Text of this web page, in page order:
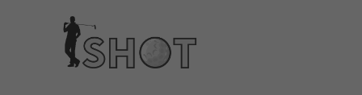
contenuto